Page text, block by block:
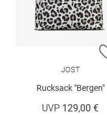
JOST
Rucksack "Bergen"
UVP 129,00 €